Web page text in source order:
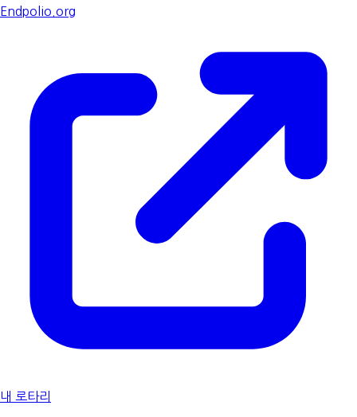
Endpolio.org
내 로타리